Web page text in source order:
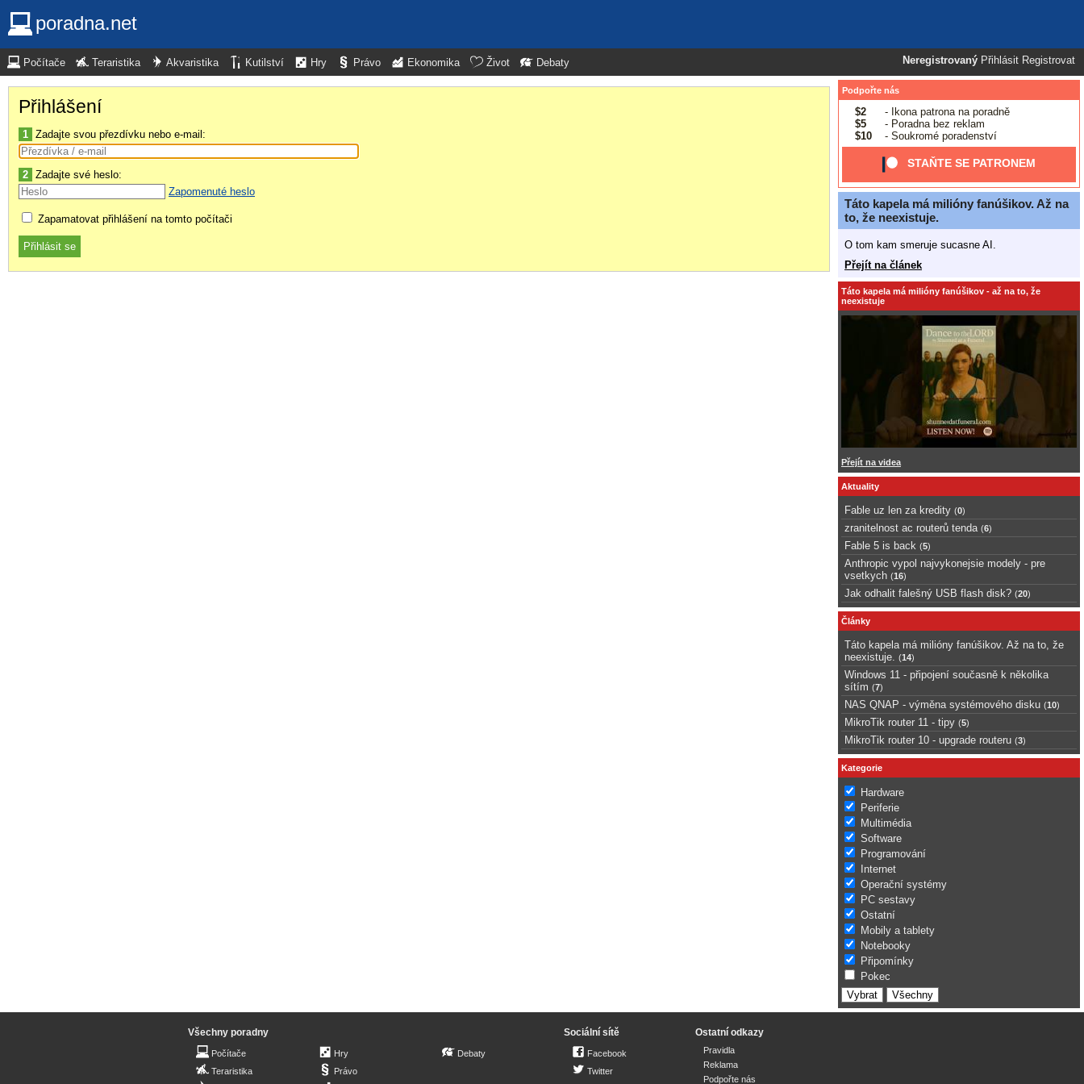
poradna.net
Neregistrovaný Přihlásit Registrovat
Počítače Teraristika Akvaristika Kutilství Hry Právo Ekonomika Život Debaty
Přihlášení
1 Zadajte svou přezdívku nebo e-mail:
2 Zadajte své heslo:
Zapomenuté heslo
Zapamatovat přihlášení na tomto počítači
Podpořte nás
$2
- Ikona patrona na poradně
$5
- Poradna bez reklam
$10
- Soukromé poradenství
STAŇTE SE PATRONEM
Táto kapela má milióny fanúšikov. Až na
to, že neexistuje.
O tom kam smeruje sucasne AI.
Přejít na článek
Táto kapela má milióny fanúšikov - až na to, že
neexistuje
Přejít na videa
Aktuality
Fable uz len za kredity (0)
zranitelnost ac routerů tenda (6)
Fable 5 is back (5)
Anthropic vypol najvykonejsie modely - pre
vsetkych (16)
Jak odhalit falešný USB flash disk? (20)
Články
Táto kapela má milióny fanúšikov. Až na to, že
neexistuje.
(14)
Windows 11 - připojení současně k několika
sítím (7)
NAS QNAP - výměna systémového disku (10)
MikroTik router 11 - tipy (5)
MikroTik router 10 - upgrade routeru (3)
Kategorie
Hardware
Periferie
Multimédia
Software
Programování
Internet
Operační systémy
PC sestavy
Ostatní
Mobily a tablety
Notebooky
Připomínky
Pokec
Všechny poradny
Počítače
Teraristika
Hry
Právo
Debaty
Sociální sítě
Facebook
Twitter
Ostatní odkazy
Pravidla
Reklama
Podpořte nás